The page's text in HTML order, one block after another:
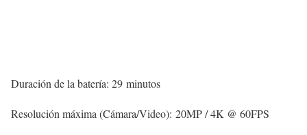
Duración de la batería: 29 minutos
Resolución máxima (Cámara/Video): 20MP / 4K @ 60FPS